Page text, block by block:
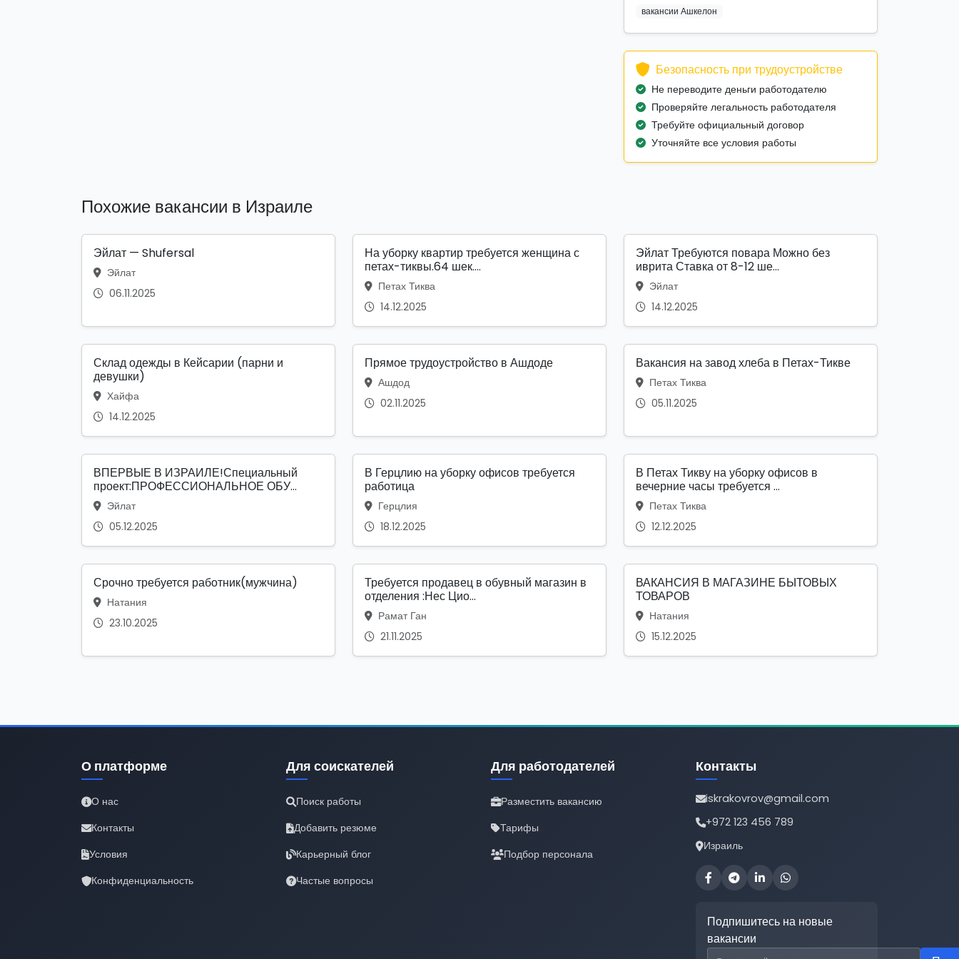
вакансии Ашкелон
Безопасность при трудоустройстве
Не переводите деньги работодателю
Проверяйте легальность работодателя
Требуйте официальный договор
Уточняйте все условия работы
Похожие вакансии в Израиле
Эйлат — Shufersal
Эйлат
06.11.2025
На уборку квартир требуется женщина с
петах-тиквы.64 шек....
Петах Тиква
14.12.2025
Эйлат Требуются повара Можно без
иврита Ставка от 8-12 ше...
Эйлат
14.12.2025
Склад одежды в Кейсарии (парни и
девушки)
Хайфа
14.12.2025
Прямое трудоустройство в Ашдоде
Ашдод
02.11.2025
Вакансия на завод хлеба в Петах-Тикве
Петах Тиква
05.11.2025
ВПЕРВЫЕ В ИЗРАИЛЕ!Специальный
проект:ПРОФЕССИОНАЛЬНОЕ ОБУ...
Эйлат
05.12.2025
В Герцлию на уборку офисов требуется
работица
Герцлия
18.12.2025
В Петах Тикву на уборку офисов в
вечерние часы требуется ...
Петах Тиква
12.12.2025
Срочно требуется работник(мужчина)
Натания
23.10.2025
Требуется продавец в обувный магазин в
отделения :Нес Цио...
Рамат Ган
21.11.2025
ВАКАНСИЯ В МАГАЗИНЕ БЫТОВЫХ
ТОВАРОВ
Натания
15.12.2025
О платформе
О нас
Контакты
Условия
Конфиденциальность
Для соискателей
Поиск работы
Добавить резюме
Карьерный блог
Частые вопросы
Для работодателей
Разместить вакансию
Тарифы
Подбор персонала
Контакты
iskrakovrov@gmail.com
+972 123 456 789
Израиль
Подпишитесь на новые
вакансии
Email для подписки